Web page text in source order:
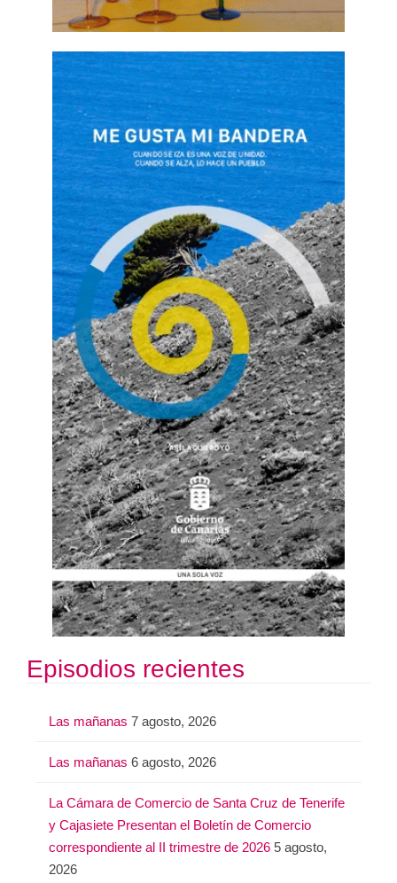
Episodios recientes
Las mañanas 7 agosto, 2026
Las mañanas 6 agosto, 2026
La Cámara de Comercio de Santa Cruz de Tenerife
y Cajasiete Presentan el Boletín de Comercio
correspondiente al II trimestre de 2026 5 agosto,
2026